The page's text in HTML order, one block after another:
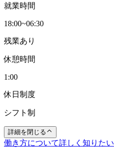
就業時間
18:00~06:30
残業あり
休憩時間
1:00
休日制度
シフト制
詳細を閉じる
働き方について詳しく知りたい